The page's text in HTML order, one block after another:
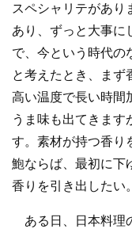
スペシャリテがあり
あり、ずっと大事に
で、今という時代
と考えたとき、まず
高い温度で長い時間
うま味も出てきます
す。素材が持つ香り
鮑ならば、最初に下
香りを引き出したい
ある日、日本料理